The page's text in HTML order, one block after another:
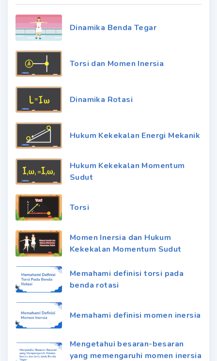
Dinamika Benda Tegar
Torsi dan Momen Inersia
Dinamika Rotasi
Hukum Kekekalan Energi Mekanik
Hukum Kekekalan Momentum
Sudut
Torsi
Momen Inersia dan Hukum
Kekekalan Momentum Sudut
Memahami definisi torsi pada
benda rotasi
Memahami definisi momen inersia
Mengetahui besaran-besaran
yang memengaruhi momen inersia